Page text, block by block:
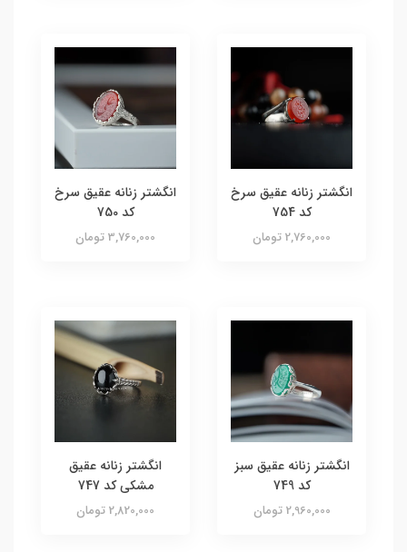
انگشتر زنانه عقیق سرخ
کد 754
2,760,000 تومان
انگشتر زنانه عقیق سرخ
کد 750
3,760,000 تومان
انگشتر زنانه عقیق سبز
کد 749
2,960,000 تومان
انگشتر زنانه عقیق
مشکی کد 747
2,820,000 تومان